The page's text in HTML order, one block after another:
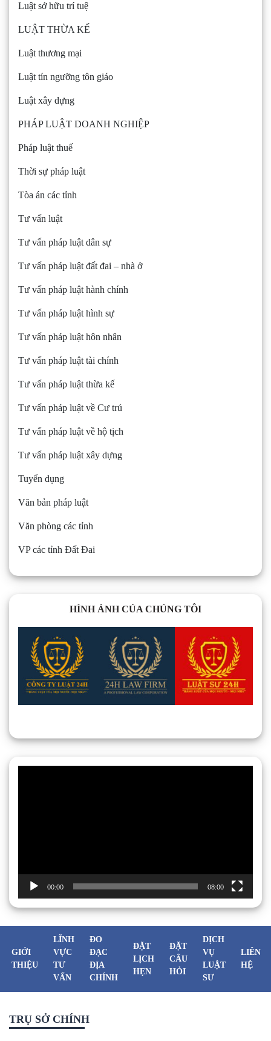
Luật sở hữu trí tuệ
LUẬT THỪA KẾ
Luật thương mại
Luật tín ngưỡng tôn giáo
Luật xây dựng
PHÁP LUẬT DOANH NGHIỆP
Pháp luật thuế
Thời sự pháp luật
Tòa án các tỉnh
Tư vấn luật
Tư vấn pháp luật dân sự
Tư vấn pháp luật đất đai – nhà ở
Tư vấn pháp luật hành chính
Tư vấn pháp luật hình sự
Tư vấn pháp luật hôn nhân
Tư vấn pháp luật tài chính
Tư vấn pháp luật thừa kế
Tư vấn pháp luật về Cư trú
Tư vấn pháp luật về hộ tịch
Tư vấn pháp luật xây dựng
Tuyển dụng
Văn bản pháp luật
Văn phòng các tỉnh
VP các tỉnh Đất Đai
HÌNH ẢNH CỦA CHÚNG TÔI
00:00 08:00
GIỚI
THIỆU
LĨNH
VỰC
TƯ
VẤN
ĐO
ĐẠC
ĐỊA
CHÍNH
ĐẶT
LỊCH
HẸN
ĐẶT
CÂU
HỎI
DỊCH
VỤ
LUẬT
SƯ
LIÊN
HỆ
TRỤ SỞ CHÍNH